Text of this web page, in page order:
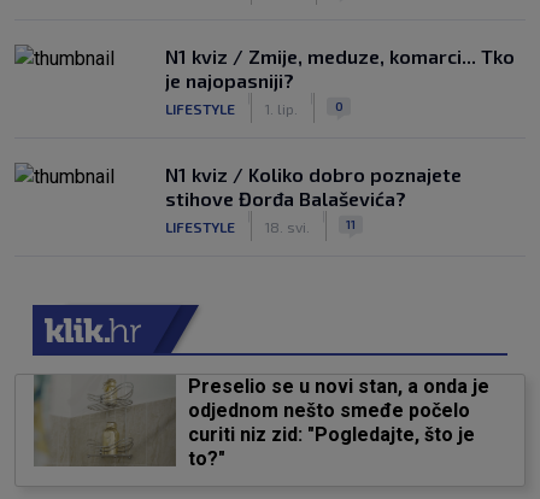
N1 kviz / Zmije, meduze, komarci... Tko
je najopasniji?
LIFESTYLE 1. lip. 0
N1 kviz / Koliko dobro poznajete
stihove Đorđa Balaševića?
LIFESTYLE 18. svi. 11
Preselio se u novi stan, a onda je
odjednom nešto smeđe počelo
curiti niz zid: "Pogledajte, što je
to?"